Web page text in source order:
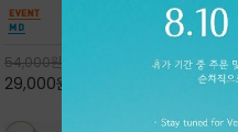
안함을 동시에 느낄수 있으며 차분하고 필요한
컬러웨이로 단독 또는 린넨 자켓/ 여름점퍼 안에
코디하기 만능템 입니다^^
54,000원
29,000원